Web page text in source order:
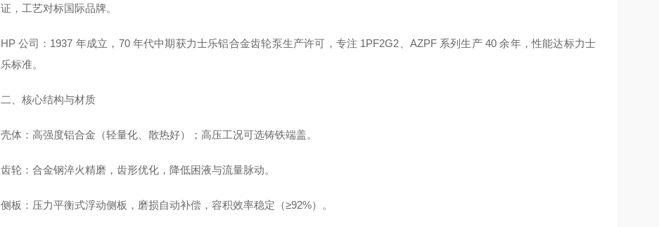
证，工艺对标国际品牌。
HP 公司：1937 年成立，70 年代中期获力士乐铝合金齿轮泵生产许可，专注 1PF2G2、AZPF 系列生产 40 余年，性能达标力士
乐标准。
二、核心结构与材质
壳体：高强度铝合金（轻量化、散热好）；高压工况可选铸铁端盖。
齿轮：合金钢淬火精磨，齿形优化，降低困液与流量脉动。
侧板：压力平衡式浮动侧板，磨损自动补偿，容积效率稳定（≥92%）。